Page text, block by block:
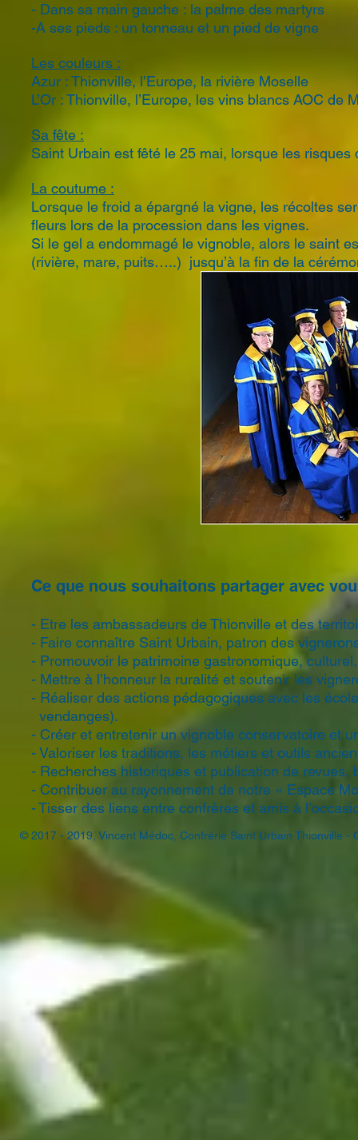
- Dans sa main gauche : la palme des martyrs
-A ses pieds : un tonneau et un pied de vigne
Les couleurs :
Azur : Thionville, l’Europe, la rivière Moselle
L’Or : Thionville, l’Europe, les vins blancs AOC de
Sa fête :
Saint Urbain est fêté le 25 mai, lorsque les
La coutume :
Lorsque le froid a épargné la vigne, les récoltes
fleurs lors de la procession dans les vignes.
Si le gel a endommagé le vignoble, alors le saint
(rivière, mare, puits…..) jusqu’à la fin de la
Ce que nous souhaitons partager avec
- Etre les ambassadeurs de Thionville et des
- Faire connaître Saint Urbain, patron des
- Promouvoir le patrimoine gastronomique,
- Mettre à l’honneur la ruralité et soutenir les
- Réaliser des actions pédagogiques avec les
vendanges).
- Créer et entretenir un vignoble conservatoire et
- Valoriser les traditions, les métiers et outils
- Recherches historiques et publication de revues,
- Contribuer au rayonnement de notre « Espace
-Tisser des liens entre confrères et amis à
© 2017 - 2019, Vincent Médoc, Confrérie Saint Urbain Thionville -